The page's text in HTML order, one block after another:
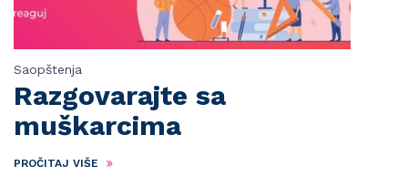
Saopštenja
Razgovarajte sa
muškarcima
PROČITAJ VIŠE